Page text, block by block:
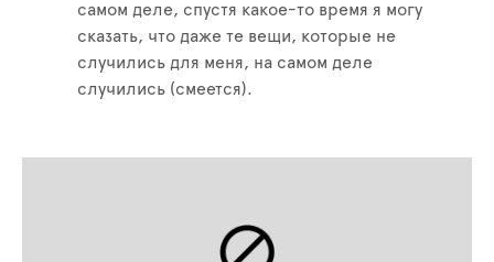
самом деле, спустя какое-то время я могу
сказать, что даже те вещи, которые не
случились для меня, на самом деле
случились (смеется).